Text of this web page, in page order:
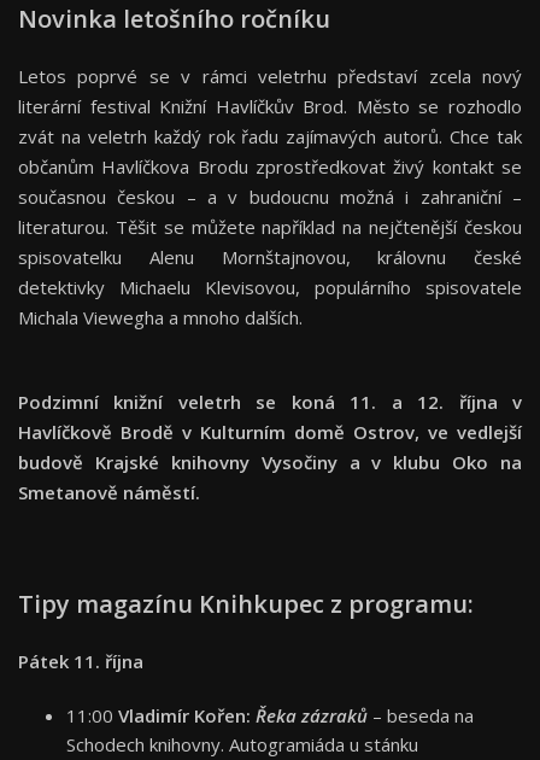
Novinka letošního ročníku
Letos poprvé se v rámci veletrhu představí zcela nový
literární festival Knižní Havlíčkův Brod. Město se rozhodlo
zvát na veletrh každý rok řadu zajímavých autorů. Chce tak
občanům Havlíčkova Brodu zprostředkovat živý kontakt se
současnou českou – a v budoucnu možná i zahraniční –
literaturou. Těšit se můžete například na nejčtenější českou
spisovatelku Alenu Mornštajnovou, královnu české
detektivky Michaelu Klevisovou, populárního spisovatele
Michala Viewegha a mnoho dalších.
Podzimní knižní veletrh se koná 11. a 12. října v
Havlíčkově Brodě v Kulturním domě Ostrov, ve vedlejší
budově Krajské knihovny Vysočiny a v klubu Oko na
Smetanově náměstí.
Tipy magazínu Knihkupec z programu:
Pátek 11. října
11:00 Vladimír Kořen: Řeka zázraků – beseda na
Schodech knihovny. Autogramiáda u stánku